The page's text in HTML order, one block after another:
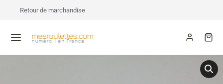
Retour de marchandise